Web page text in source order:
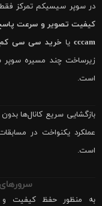
در سوپر سیسیکم تمرکز فقط
کیفیت تصویر و سرعت
cccam یا خرید سی سی
زیرساخت چند مسیره
است.
عملکرد یکنواخت در
است.
به منظور حفظ کیفیت و